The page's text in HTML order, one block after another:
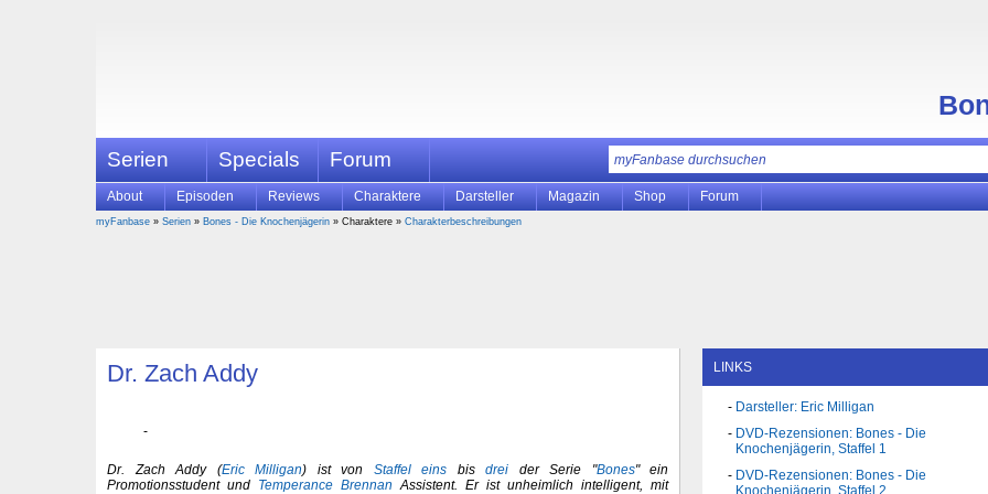
Serien Specials Forum
About Episoden Reviews Charaktere Darsteller Magazin Shop Forum
myFanbase » Serien » Bones - Die Knochenjägerin » Charaktere » Charakterbeschreibungen
Dr. Zach Addy
Dr. Zach Addy (Eric Milligan) ist von Staffel eins bis drei der Serie "Bones" ein
Promotionsstudent und Temperance Brennan Assistent. Er ist unheimlich intelligent, mit
LINKS
Darsteller: Eric Milligan
DVD-Rezensionen: Bones - Die
Knochenjägerin, Staffel 1
DVD-Rezensionen: Bones - Die